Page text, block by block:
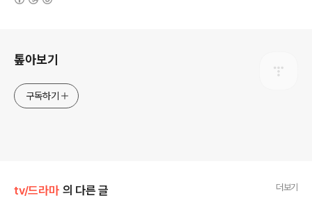
톺아보기
구독하기
tv/드라마 의 다른 글 더보기